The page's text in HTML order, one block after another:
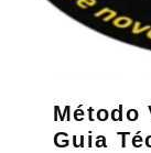
Método
Guia